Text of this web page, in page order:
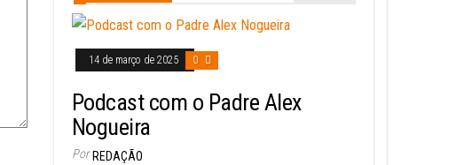
14 de março de 2025 0
Podcast com o Padre Alex
Nogueira
Por REDAÇÃO